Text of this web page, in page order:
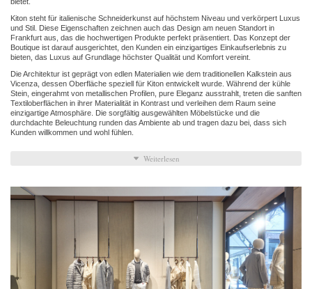
Kiton steht für italienische Schneiderkunst auf höchstem Niveau und verkörpert Luxus
und Stil. Diese Eigenschaften zeichnen auch das Design am neuen Standort in
Frankfurt aus, das die hochwertigen Produkte perfekt präsentiert. Das Konzept der
Boutique ist darauf ausgerichtet, den Kunden ein einzigartiges Einkaufserlebnis zu
bieten, das Luxus auf Grundlage höchster Qualität und Komfort vereint.
Die Architektur ist geprägt von edlen Materialien wie dem traditionellen Kalkstein aus
Vicenza, dessen Oberfläche speziell für Kiton entwickelt wurde. Während der kühle
Stein, eingerahmt von metallischen Profilen, pure Eleganz ausstrahlt, treten die sanften
Textiloberflächen in ihrer Materialität in Kontrast und verleihen dem Raum seine
einzigartige Atmosphäre. Die sorgfältig ausgewählten Möbelstücke und die
durchdachte Beleuchtung runden das Ambiente ab und tragen dazu bei, dass sich
Kunden willkommen und wohl fühlen.
Weiterlesen